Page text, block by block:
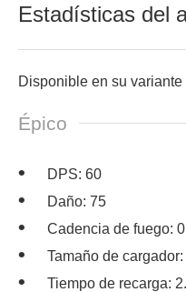
Estadísticas del
Disponible en su
Épico
DPS: 60
Daño: 75
Cadencia de fuego:
Tamaño de cargador:
Tiempo de recarga: